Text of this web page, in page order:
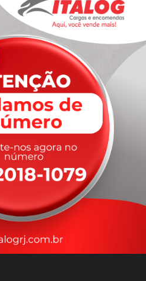
vocêmerece.
para garantir a máxima
rastreamento em tempo real.